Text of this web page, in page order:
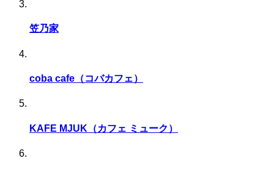
笠乃家
coba cafe（コバカフェ）
KAFE MJUK（カフェ ミューク）